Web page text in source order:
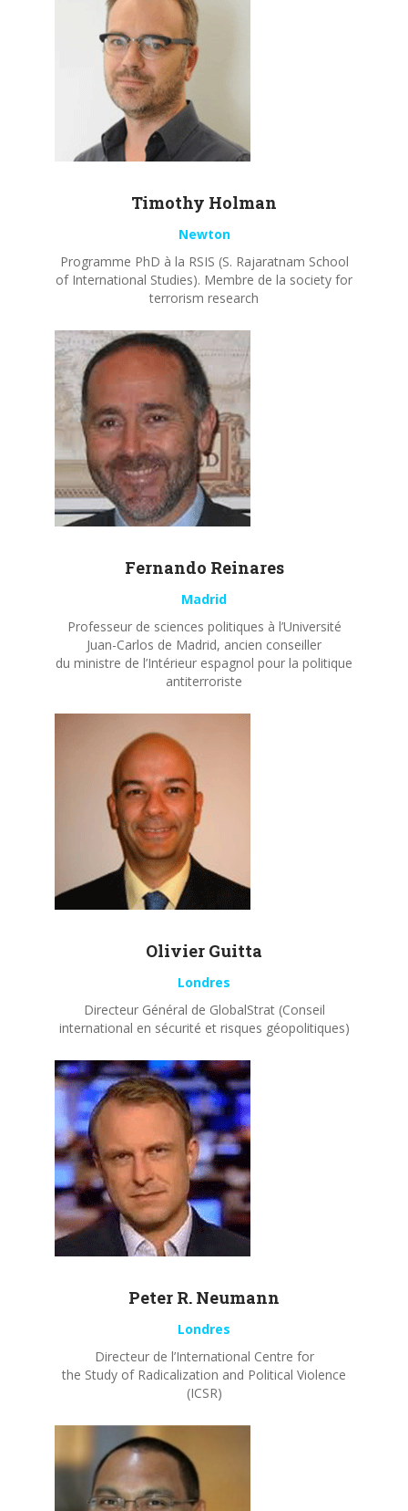
Timothy Holman
Newton
Programme PhD à la RSIS (S. Rajaratnam School
of International Studies). Membre de la society for
terrorism research
Fernando Reinares
Madrid
Professeur de sciences politiques à l’Université
Juan-Carlos de Madrid, ancien conseiller
du ministre de l’Intérieur espagnol pour la politique
antiterroriste
Olivier Guitta
Londres
Directeur Général de GlobalStrat (Conseil
international en sécurité et risques géopolitiques)
Peter R. Neumann
Londres
Directeur de l’International Centre for
the Study of Radicalization and Political Violence
(ICSR)